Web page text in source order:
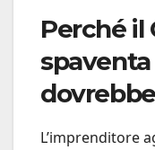
Perché il
L’imprenditore